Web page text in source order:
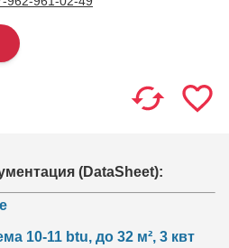
(DataSheet):
10-11 btu, до 32 м², 3 квт